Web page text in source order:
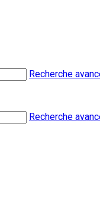
Recherche
Recherche